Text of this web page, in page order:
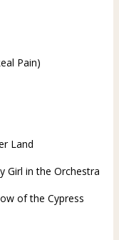
Pain)
Land
Girl in the Orchestra
of the Cypress